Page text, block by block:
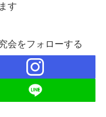
す
会をフォローする